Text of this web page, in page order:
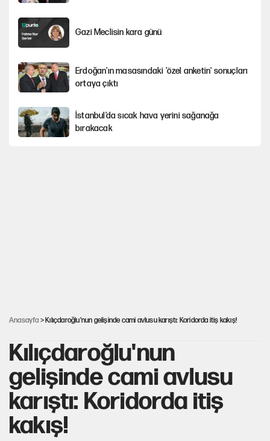
Gazi Meclisin kara günü
Erdoğan'ın masasındaki 'özel anketin' sonuçları
ortaya çıktı
İstanbul’da sıcak hava yerini sağanağa
bırakacak
Anasayfa > Kılıçdaroğlu'nun gelişinde cami avlusu karıştı: Koridorda itiş kakış!
Kılıçdaroğlu'nun
gelişinde cami avlusu
karıştı: Koridorda itiş
kakış!